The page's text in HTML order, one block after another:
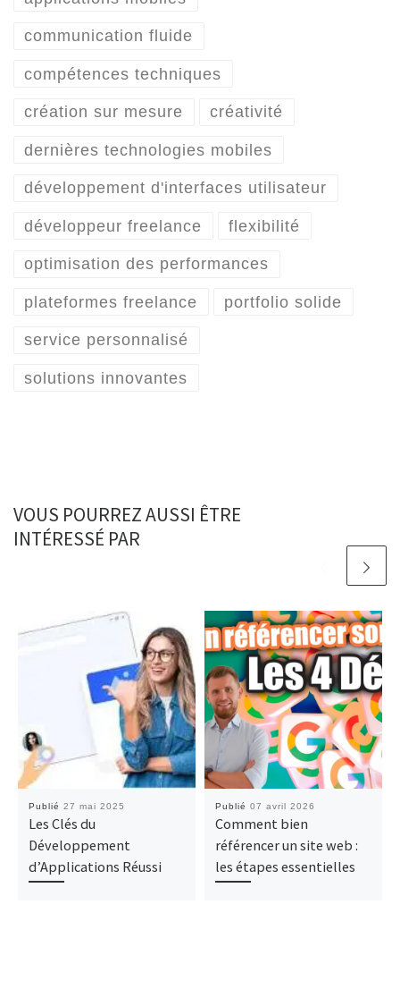
communication fluide
compétences techniques
création sur mesure créativité
dernières technologies mobiles
développement d'interfaces utilisateur
développeur freelance flexibilité
optimisation des performances
plateformes freelance portfolio solide
service personnalisé
solutions innovantes
VOUS POURREZ AUSSI ÊTRE
INTÉRESSÉ PAR
Publié 27 mai 2025
Les Clés du
Développement
d’Applications Réussi
Publié 07 avril 2026
Comment bien
référencer un site web :
les étapes essentielles